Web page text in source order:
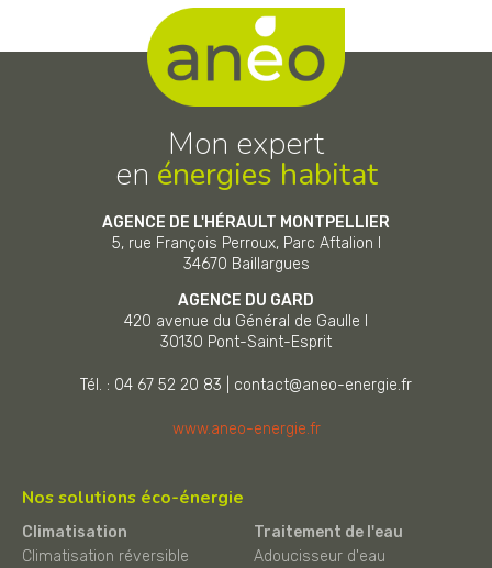
Mon expert
en énergies habitat
AGENCE DE L'HÉRAULT MONTPELLIER
5, rue François Perroux, Parc Aftalion I
34670 Baillargues
AGENCE DU GARD
420 avenue du Général de Gaulle I
30130 Pont-Saint-Esprit
Tél. : 04 67 52 20 83 contact@aneo-energie.fr
www.aneo-energie.fr
Nos solutions éco-énergie
Climatisation
Climatisation réversible
Traitement de l'eau
Adoucisseur d'eau